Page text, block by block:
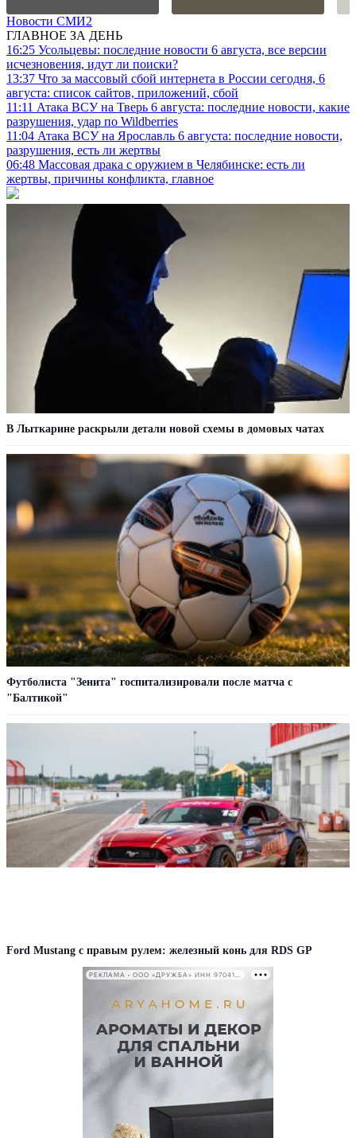
Новости СМИ2
ГЛАВНОЕ ЗА ДЕНЬ
16:25 Усольцевы: последние новости 6 августа, все версии
исчезновения, идут ли поиски?
13:37 Что за массовый сбой интернета в России сегодня, 6
августа: список сайтов, приложений, сбой
11:11 Атака ВСУ на Тверь 6 августа: последние новости, какие
разрушения, удар по Wildberries
11:04 Атака ВСУ на Ярославль 6 августа: последние новости,
разрушения, есть ли жертвы
06:48 Массовая драка с оружием в Челябинске: есть ли
жертвы, причины конфликта, главное
В Лыткарине раскрыли детали новой схемы в домовых чатах
Футболиста "Зенита" госпитализировали после матча с
"Балтикой"
Ford Mustang с правым рулем: железный конь для RDS GP